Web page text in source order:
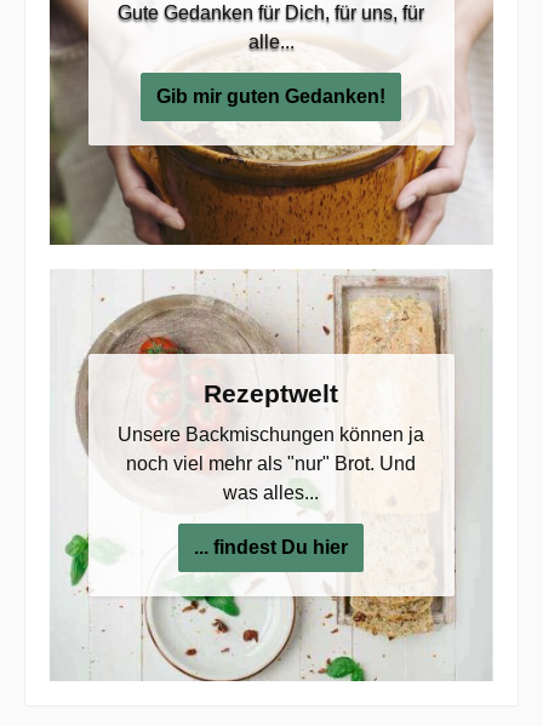
Gute Gedanken für Dich, für uns, für
alle...
Gib mir guten Gedanken!
Rezeptwelt
Unsere Backmischungen können ja
noch viel mehr als "nur" Brot. Und
was alles...
... findest Du hier